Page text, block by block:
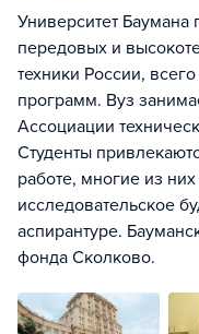
Университет
передовых и
техники России,
программ. Вуз
Ассоциации
Студенты
работе, многие из
исследовательское
аспирантуре.
фонда Сколково.